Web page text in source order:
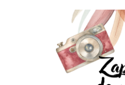
Opaska SOS dla
Polityka
+